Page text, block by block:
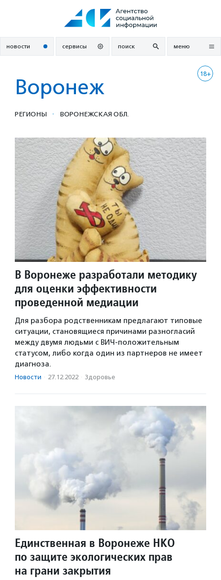
новости сервисы поиск меню
18+
Воронеж
РЕГИОНЫ · ВОРОНЕЖСКАЯ ОБЛ.
В Воронеже разработали методику
для оценки эффективности
проведенной медиации
Для разбора родственникам предлагают типовые
ситуации, становящиеся причинами разногласий
между двумя людьми с ВИЧ-положительным
статусом, либо когда один из партнеров не имеет
диагноза.
Новости · 27.12.2022 · Здоровье
Единственная в Воронеже НКО
по защите экологических прав
на грани закрытия